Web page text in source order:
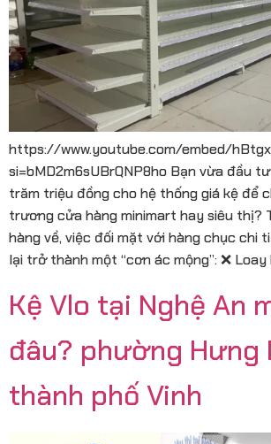
https://www.youtube.com/embed/
si=bMD2m6sUBrQNP8ho Bạn vừa đầu
trăm triệu đồng cho hệ thống giá kệ để
trương cửa hàng minimart hay siêu thị?
hàng về, việc đối mặt với hàng chục chi
lại trở thành một “cơn ác mộng”: ❌
Kệ Vlo tại Nghệ An
đâu? phường Hưng
thành phố Vinh